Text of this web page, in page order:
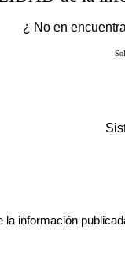
¿ No en
la información